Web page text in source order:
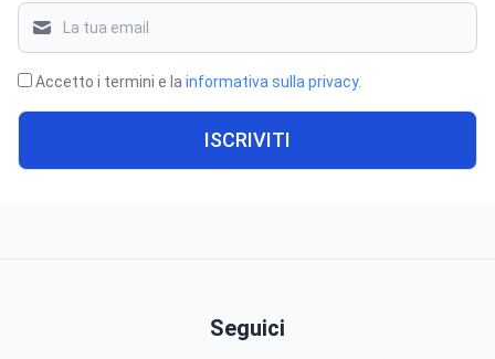
Accetto i termini e la informativa sulla privacy.
ISCRIVITI
Seguici